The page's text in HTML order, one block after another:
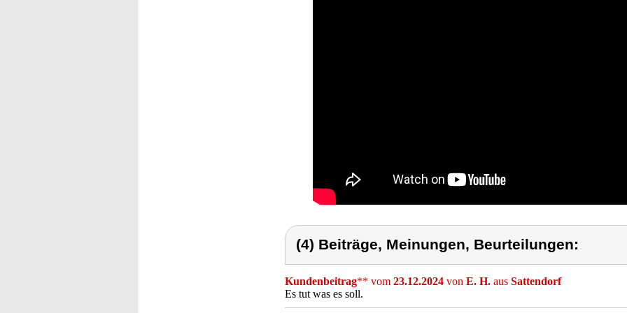
(4) Beiträge, Meinungen, Beurteilungen:
Kundenbeitrag** vom 23.12.2024 von E. H. aus Sattendorf
Es tut was es soll.